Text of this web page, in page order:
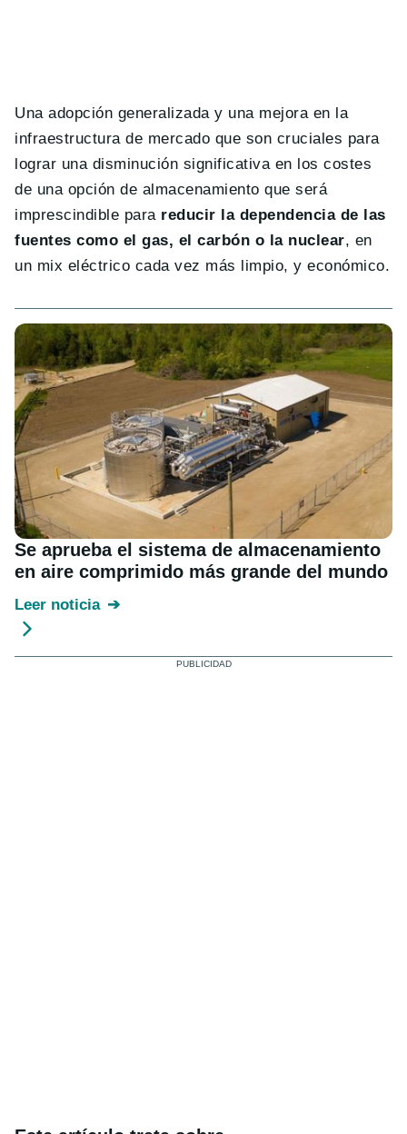
Una adopción generalizada y una mejora en la
infraestructura de mercado que son cruciales para
lograr una disminución significativa en los costes
de una opción de almacenamiento que será
imprescindible para reducir la dependencia de las
fuentes como el gas, el carbón o la nuclear, en
un mix eléctrico cada vez más limpio, y económico.
Se aprueba el sistema de almacenamiento
en aire comprimido más grande del mundo
Leer noticia